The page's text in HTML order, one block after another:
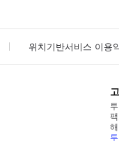
위치기반서비스 이용